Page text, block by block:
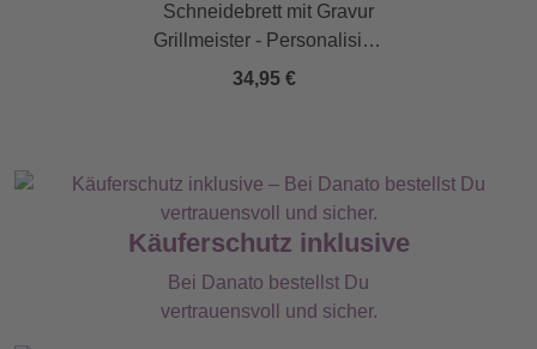
Schneidebrett mit Gravur
Grillmeister - Personalisiert
mit Namen
34,95 €
Käuferschutz inklusive
Bei Danato bestellst Du
vertrauensvoll und sicher.